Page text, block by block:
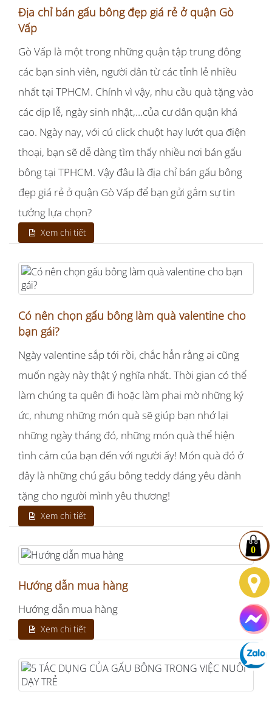
Địa chỉ bán gấu bông đẹp giá rẻ ở quận Gò
Vấp
Gò Vấp là một trong những quận tập trung đông
các bạn sinh viên, người dân từ các tỉnh lẻ nhiều
nhất tại TPHCM. Chính vì vậy, nhu cầu quà tặng vào
các dịp lễ, ngày sinh nhật,…của cư dân quận khá
cao. Ngày nay, với cú click chuột hay lướt qua điện
thoại, bạn sẽ dễ dàng tìm thấy nhiều nơi bán gấu
bông tại TPHCM. Vậy đâu là địa chỉ bán gấu bông
đẹp giá rẻ ở quận Gò Vấp để bạn gửi gắm sự tin
tưởng lựa chọn?
Xem chi tiết
Có nên chọn gấu bông làm quà valentine cho
bạn gái?
Ngày valentine sắp tới rồi, chắc hẳn rằng ai cũng
muốn ngày này thật ý nghĩa nhất. Thời gian có thể
làm chúng ta quên đi hoặc làm phai mờ những ký
ức, nhưng những món quà sẽ giúp bạn nhớ lại
những ngày tháng đó, những món quà thể hiện
tình cảm của bạn đến với người ấy! Món quà đó ở
đây là những chú gấu bông teddy đáng yêu dành
tặng cho người mình yêu thương!
Xem chi tiết
Hướng dẫn mua hàng
Hướng dẫn mua hàng
Xem chi tiết
0